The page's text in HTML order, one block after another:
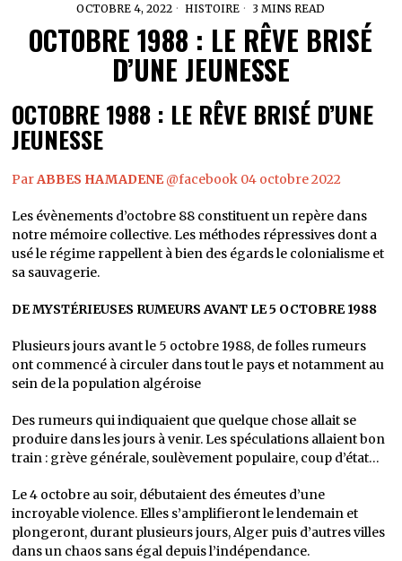
OCTOBRE 4, 2022 HISTOIRE 3 MINS READ
OCTOBRE 1988 : LE RÊVE BRISÉ
D’UNE JEUNESSE
OCTOBRE 1988 : LE RÊVE BRISÉ D’UNE
JEUNESSE
ParABBES HAMADENE@facebook 04 octobre 2022
Les évènements d’octobre 88 constituent un repère dans
notre mémoire collective. Les méthodes répressives dont a
usé le régime rappellent à bien des égards le colonialisme et
sa sauvagerie.
DE MYSTÉRIEUSES RUMEURS AVANT LE 5 OCTOBRE 1988
Plusieurs jours avant le 5 octobre 1988, de folles rumeurs
ont commencé à circuler dans tout le pays et notamment au
sein de la population algéroise
Des rumeurs qui indiquaient que quelque chose allait se
produire dans les jours à venir. Les spéculations allaient bon
train : grève générale, soulèvement populaire, coup d’état…
Le 4 octobre au soir, débutaient des émeutes d’une
incroyable violence. Elles s’amplifieront le lendemain et
plongeront, durant plusieurs jours, Alger puis d’autres villes
dans un chaos sans égal depuis l’indépendance.